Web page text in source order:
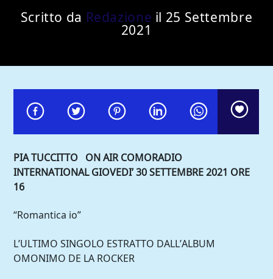
Comoradio International
Scritto da Redazione il 25 Settembre
2021
PIA TUCCITTO ON AIR COMORADIO
INTERNATIONAL GIOVEDI’ 30 SETTEMBRE 2021 ORE
16
“Romantica io”
L’ULTIMO SINGOLO ESTRATTO DALL’ALBUM
OMONIMO DE LA ROCKER